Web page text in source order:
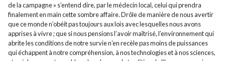
de la campagne » s’entend dire, par le médecin local, celui qui prendra
finalement en main cette sombre affaire. Drôle de manière de nous avertir
que ce monde n’obéit pas toujours aux lois avec lesquelles nous avons
apprises à vivre ; que si nous pensions l’avoir maîtrisé, l’environnement qui
abrite les conditions de notre survie n’en recèle pas moins de puissances
qui échappent à notre compréhension, à nos technologies et à nos sciences,